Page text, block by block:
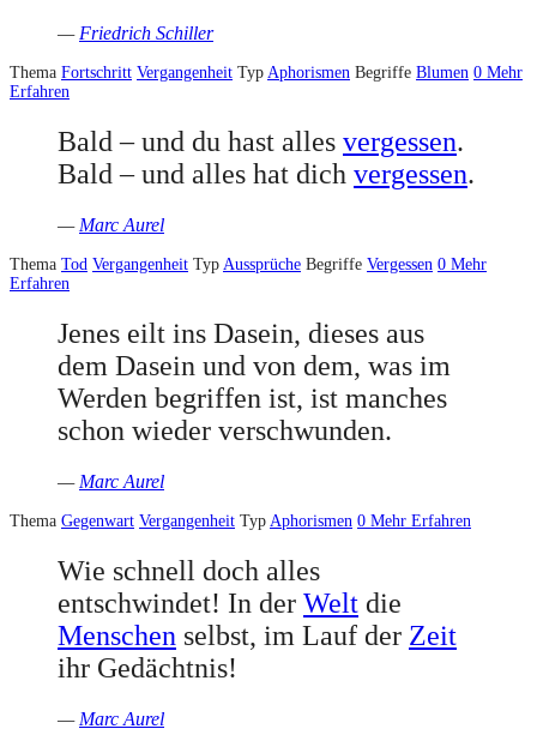
— Friedrich Schiller
Thema Fortschritt Vergangenheit Typ Aphorismen Begriffe Blumen 0 Mehr
Erfahren
Bald – und du hast alles vergessen.
Bald – und alles hat dich vergessen.
— Marc Aurel
Thema Tod Vergangenheit Typ Aussprüche Begriffe Vergessen 0 Mehr
Erfahren
Jenes eilt ins Dasein, dieses aus
dem Dasein und von dem, was im
Werden begriffen ist, ist manches
schon wieder verschwunden.
— Marc Aurel
Thema Gegenwart Vergangenheit Typ Aphorismen 0 Mehr Erfahren
Wie schnell doch alles
entschwindet! In der Welt die
Menschen selbst, im Lauf der Zeit
ihr Gedächtnis!
— Marc Aurel